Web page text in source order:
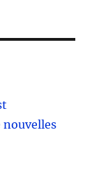
nouvelles